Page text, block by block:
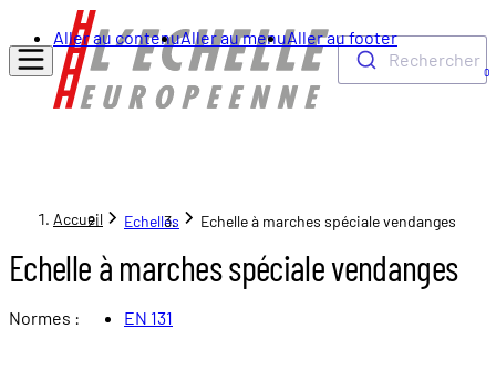
Aller au contenuAller au menuAller au footer
Rechercher
0
Accueil Echelles Echelle à marches spéciale vendanges
Echelle à marches spéciale vendanges
Normes : EN 131